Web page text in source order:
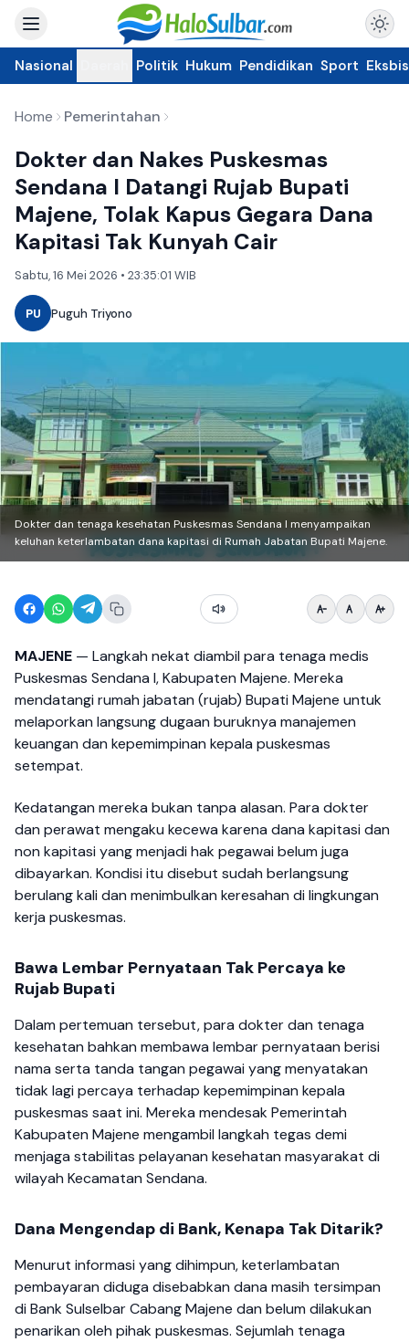
Nasional Politik Hukum Pendidikan Sport Eksbis
Home Pemerintahan
Dokter dan Nakes Puskesmas
Sendana I Datangi Rujab Bupati
Majene, Tolak Kapus Gegara Dana
Kapitasi Tak Kunyah Cair
Sabtu, 16 Mei 2026 • 23:35:01 WIB
PU Puguh Triyono
Dokter dan tenaga kesehatan Puskesmas Sendana I menyampaikan
keluhan keterlambatan dana kapitasi di Rumah Jabatan Bupati Majene.
MAJENE — Langkah nekat diambil para tenaga medis
Puskesmas Sendana I, Kabupaten Majene. Mereka
mendatangi rumah jabatan (rujab) Bupati Majene untuk
melaporkan langsung dugaan buruknya manajemen
keuangan dan kepemimpinan kepala puskesmas
setempat.
Kedatangan mereka bukan tanpa alasan. Para dokter
dan perawat mengaku kecewa karena dana kapitasi dan
non kapitasi yang menjadi hak pegawai belum juga
dibayarkan. Kondisi itu disebut sudah berlangsung
berulang kali dan menimbulkan keresahan di lingkungan
kerja puskesmas.
Bawa Lembar Pernyataan Tak Percaya ke
Rujab Bupati
Dalam pertemuan tersebut, para dokter dan tenaga
kesehatan bahkan membawa lembar pernyataan berisi
nama serta tanda tangan pegawai yang menyatakan
tidak lagi percaya terhadap kepemimpinan kepala
puskesmas saat ini. Mereka mendesak Pemerintah
Kabupaten Majene mengambil langkah tegas demi
menjaga stabilitas pelayanan kesehatan masyarakat di
wilayah Kecamatan Sendana.
Dana Mengendap di Bank, Kenapa Tak Ditarik?
Menurut informasi yang dihimpun, keterlambatan
pembayaran diduga disebabkan dana masih tersimpan
di Bank Sulselbar Cabang Majene dan belum dilakukan
penarikan oleh pihak puskesmas. Sejumlah tenaga